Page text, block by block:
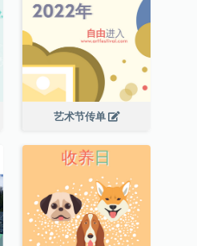
艺术节传单